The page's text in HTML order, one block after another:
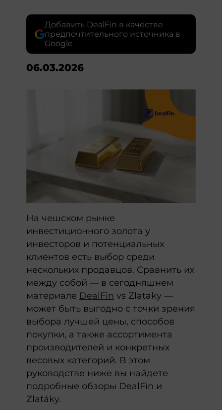
Добавить DealFin в качестве
предпочтительного источника в
Google
06.03.2026
На чешском рынке
инвестиционного золота у
инвесторов и потенциальных
клиентов есть выбор среди
нескольких продавцов. Сравнить их
между собой — в сегодняшнем
материале DealFin vs Zlataky —
может быть выгодно с точки зрения
выбора лучшей цены, способов
покупки, а также ассортимента
производителей и конкретных
весовых категорий. В этом
руководстве ниже вы найдете
подробные обзоры DealFin и
Zlaťáky.